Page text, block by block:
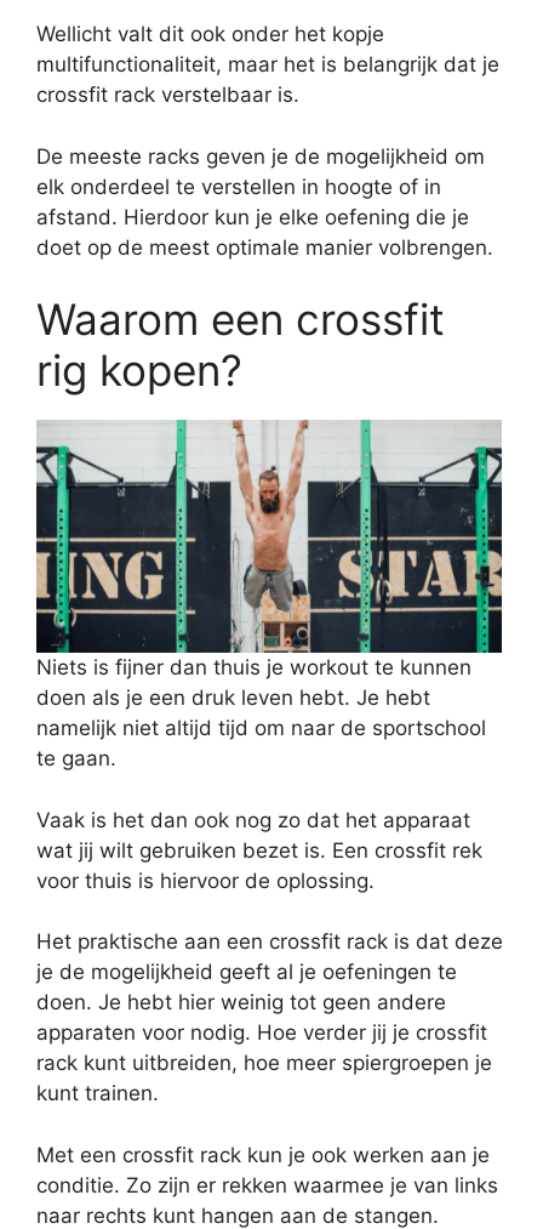
Wellicht valt dit ook onder het kopje
multifunctionaliteit, maar het is belangrijk dat je
crossfit rack verstelbaar is.
De meeste racks geven je de mogelijkheid om
elk onderdeel te verstellen in hoogte of in
afstand. Hierdoor kun je elke oefening die je
doet op de meest optimale manier volbrengen.
Waarom een crossfit
rig kopen?
Niets is fijner dan thuis je workout te kunnen
doen als je een druk leven hebt. Je hebt
namelijk niet altijd tijd om naar de sportschool
te gaan.
Vaak is het dan ook nog zo dat het apparaat
wat jij wilt gebruiken bezet is. Een crossfit rek
voor thuis is hiervoor de oplossing.
Het praktische aan een crossfit rack is dat deze
je de mogelijkheid geeft al je oefeningen te
doen. Je hebt hier weinig tot geen andere
apparaten voor nodig. Hoe verder jij je crossfit
rack kunt uitbreiden, hoe meer spiergroepen je
kunt trainen.
Met een crossfit rack kun je ook werken aan je
conditie. Zo zijn er rekken waarmee je van links
naar rechts kunt hangen aan de stangen.